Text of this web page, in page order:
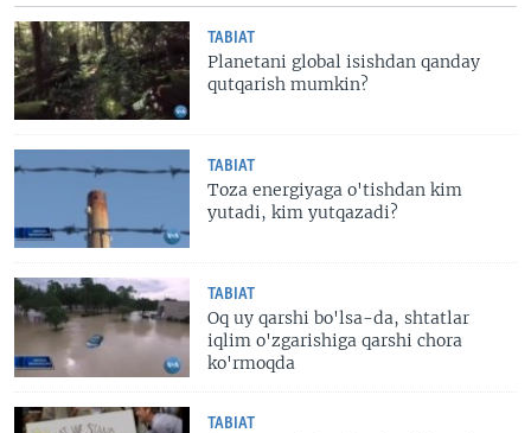
TABIAT
Planetani global isishdan qanday
qutqarish mumkin?
TABIAT
Toza energiyaga o'tishdan kim
yutadi, kim yutqazadi?
TABIAT
Oq uy qarshi bo'lsa-da, shtatlar
iqlim o'zgarishiga qarshi chora
ko'rmoqda
TABIAT